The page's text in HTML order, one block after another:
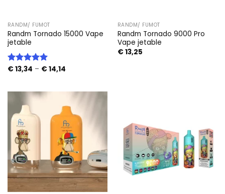
RANDM/ FUMOT
Randm Tornado 15000 Vape
jetable
Note5.00
€13,34 – €14,14Price
€ 14,14
RANDM/ FUMOT
Randm Tornado 9000 Pro
Vape jetable
€13,25